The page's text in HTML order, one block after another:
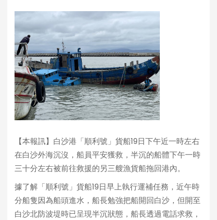
【本報訊】白沙港「順利號」貨船19日下午近一時左右
在白沙外海沉沒，船員平安獲救，半沉的船體下午一時
三十分左右被前往救援的另三艘漁貨船拖回港內。
據了解「順利號」貨船19日早上執行運補任務，近午時
分船隻因為船頭進水，船長勉強把船開回白沙，但開至
白沙北防波堤時已呈現半沉狀態，船長透過電話求救，